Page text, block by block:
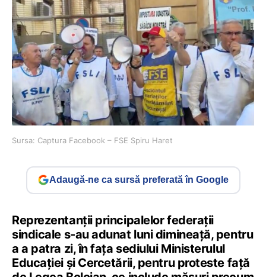
Sursa: Captura Facebook – FSE Spiru Haret
Adaugă-ne ca sursă preferată în Google
Reprezentanții principalelor federații
sindicale s-au adunat luni dimineață, pentru
a a patra zi, în fața sediului MinisteruluI
Educației și Cercetării, pentru proteste față